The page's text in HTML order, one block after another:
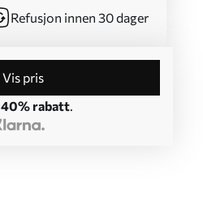
Refusjon innen 30 dager
Vis pris
40% rabatt.